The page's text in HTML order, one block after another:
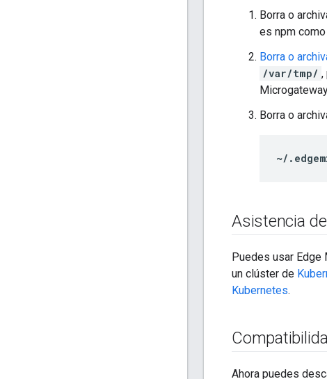
Borra o
es npm
Borra o
/var/tmp/ ,
Borra o
~/
Asistencia
Puedes usar Edge
un clúster de
Kubernetes.
Ahora puedes